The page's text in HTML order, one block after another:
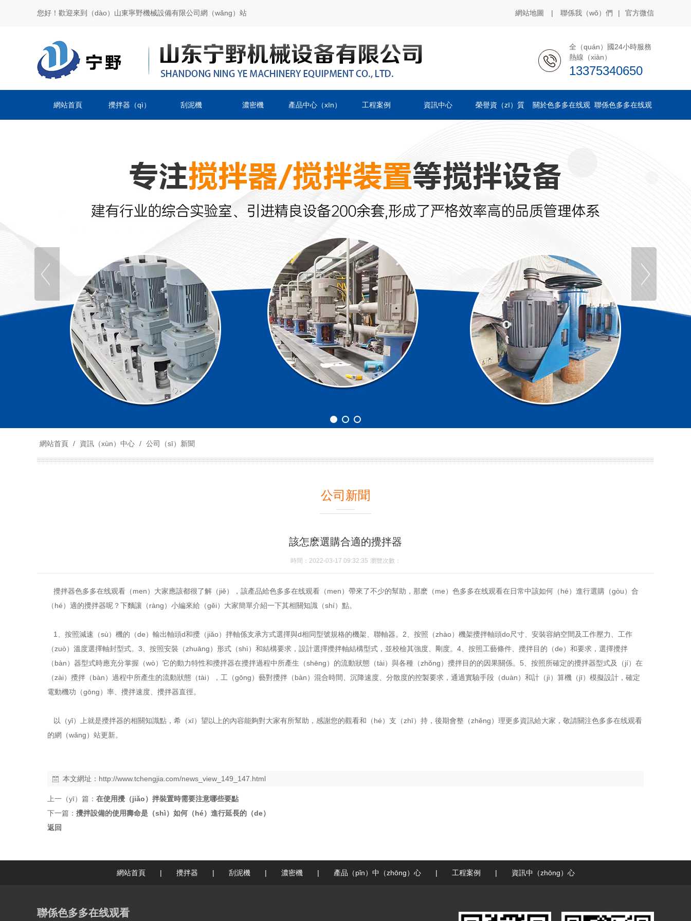
您好！歡迎來到（dào）山東寧野機械設備有限公司網（wǎng）站 網站地圖 | 聯係我（wǒ）們 | 官方微信
全（quán）國24小時服務
熱線（xiàn）
13375340650
網站首頁 攪拌器（qì） 刮泥機 濃密機 產品中心（xīn） 工程案例 資訊中心 榮譽資（zī）質 關於色多多在线观 聯係色多多在线观
網站首頁 / 資訊（xùn）中心 / 公司（sī）新聞
公司新聞
該怎麽選購合適的攪拌器
時間：2022-03-17 09:32:35 瀏覽次數：
攪拌器色多多在线观看（men）大家應該都很了解（jiě），該產品給色多多在线观看（men）帶來了不少的幫助，那麽（me）色多多在线观看在日常中該如何（hé）進行選購（gòu）合
（hé）適的攪拌器呢？下麵讓（ràng）小編來給（gěi）大家簡單介紹一下其相關知識（shí）點。
1、按照減速（sù）機的（de）輸出軸頭d和攪（jiǎo）拌軸係支承方式選擇與d相同型號規格的機架、聯軸器。2、按照（zhào）機架攪拌軸頭do尺寸、安裝容納空間及工作壓力、工作
（zuò）溫度選擇軸封型式。3、按照安裝（zhuāng）形式（shì）和結構要求，設計選擇攪拌軸結構型式，並校檢其強度、剛度。4、按照工藝條件、攪拌目的（de）和要求，選擇攪拌
（bàn）器型式時應充分掌握（wò）它的動力特性和攪拌器在攪拌過程中所產生（shēng）的流動狀態（tài）與各種（zhǒng）攪拌目的的因果關係。5、按照所確定的攪拌器型式及（jí）在
（zài）攪拌（bàn）過程中所產生的流動狀態（tài），工（gōng）藝對攪拌（bàn）混合時間、沉降速度、分散度的控製要求，通過實驗手段（duàn）和計（jì）算機（jī）模擬設計，確定
電動機功（gōng）率、攪拌速度、攪拌器直徑。
以（yǐ）上就是攪拌器的相關知識點，希（xī）望以上的內容能夠對大家有所幫助，感謝您的觀看和（hé）支（zhī）持，後期會整（zhěng）理更多資訊給大家，敬請關注色多多在线观看
的網（wǎng）站更新。
本文網址： http://www.tchengjia.com/news_view_149_147.html
上一（yī）篇： 在使用攪（jiǎo）拌裝置時需要注意哪些要點
下一篇： 攪拌設備的使用壽命是（shì）如何（hé）進行延長的（de）
返回
網站首頁 | 攪拌器 | 刮泥機 | 濃密機 | 產品（pǐn）中（zhōng）心 | 工程案例 | 資訊中（zhōng）心
聯係色多多在线观看